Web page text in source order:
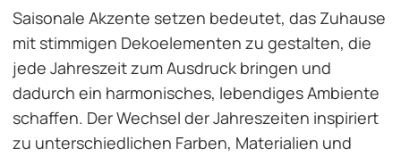
Saisonale Akzente setzen bedeutet, das Zuhause
mit stimmigen Dekoelementen zu gestalten, die
jede Jahreszeit zum Ausdruck bringen und
dadurch ein harmonisches, lebendiges Ambiente
schaffen. Der Wechsel der Jahreszeiten inspiriert
zu unterschiedlichen Farben, Materialien und